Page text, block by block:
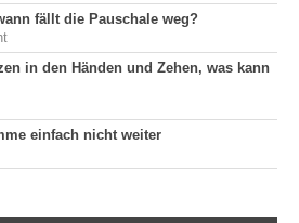
fällt die Pauschale weg?
in den Händen und Zehen, was kann
einfach nicht weiter